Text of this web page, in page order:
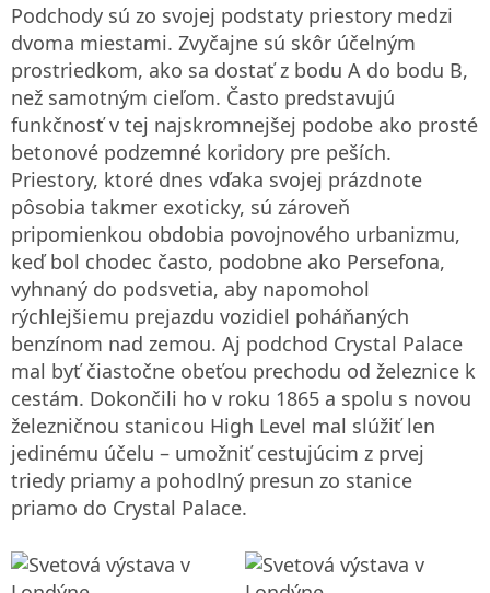
Podchody sú zo svojej podstaty priestory medzi
dvoma miestami. Zvyčajne sú skôr účelným
prostriedkom, ako sa dostať z bodu A do bodu B,
než samotným cieľom. Často predstavujú
funkčnosť v tej najskromnejšej podobe ako prosté
betonové podzemné koridory pre peších.
Priestory, ktoré dnes vďaka svojej prázdnote
pôsobia takmer exoticky, sú zároveň
pripomienkou obdobia povojnového urbanizmu,
keď bol chodec často, podobne ako Persefona,
vyhnaný do podsvetia, aby napomohol
rýchlejšiemu prejazdu vozidiel poháňaných
benzínom nad zemou. Aj podchod Crystal Palace
mal byť čiastočne obeťou prechodu od železnice k
cestám. Dokončili ho v roku 1865 a spolu s novou
železničnou stanicou High Level mal slúžiť len
jedinému účelu – umožniť cestujúcim z prvej
triedy priamy a pohodlný presun zo stanice
priamo do Crystal Palace.